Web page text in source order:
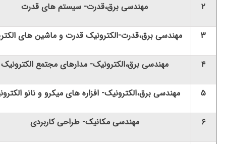
۲ مهندسی برق،قدرت- سیستم های قدرت
۳ مهندسی برق،قدرت-الکترونیک قدرت و ماشین های
۴ مهندسی برق،الکترونیک- مدارهای مجتمع الکترونیک
۵ مهندسی برق،الکترونیک- افزاره های میکرو و نانو
۶ مهندسی مکانیک- طراحی کاربردی